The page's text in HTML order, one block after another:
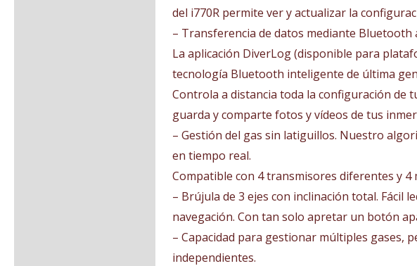
del i770R permite ver y actualizar la
– Transferencia de datos mediante Bluetooth
La aplicación DiverLog (disponible para
tecnología Bluetooth inteligente de última
Controla a distancia toda la configuración de
guarda y comparte fotos y vídeos de tus
– Gestión del gas sin latiguillos. Nuestro
en tiempo real.
Compatible con 4 transmisores diferentes y
– Brújula de 3 ejes con inclinación total. Fácil
navegación. Con tan solo apretar un botón
– Capacidad para gestionar múltiples gases,
independientes.